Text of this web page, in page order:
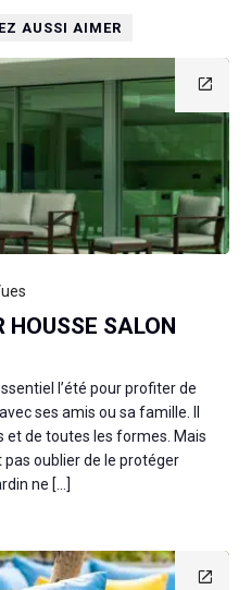
AUSSI AIMER
HOUSSE SALON
l’été pour profiter de
ses amis ou sa famille. Il
et de toutes les formes. Mais
pas oublier de le protéger
ne […]